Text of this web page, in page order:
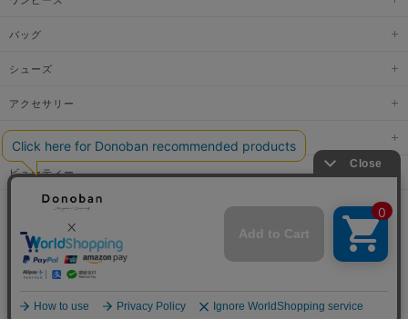
バッグ
シューズ
アクセサリー
ファッショングッズ
ビューティー
© DONOBAN. All RIGHTS RESERVED.